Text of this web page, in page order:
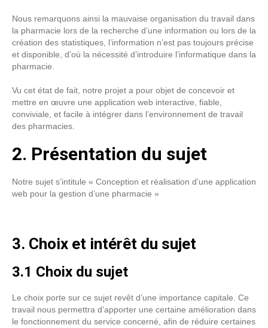
Nous remarquons ainsi la mauvaise organisation du travail dans
la pharmacie lors de la recherche d’une information ou lors de la
création des statistiques, l’information n’est pas toujours précise
et disponible, d’où la nécessité d’introduire l’informatique dans la
pharmacie.
Vu cet état de fait, notre projet a pour objet de concevoir et
mettre en œuvre une application web interactive, fiable,
conviviale, et facile à intégrer dans l’environnement de travail
des pharmacies.
2. Présentation du sujet
Notre sujet s’intitule « Conception et réalisation d’une application
web pour la gestion d’une pharmacie »
3. Choix et intérêt du sujet
3.1 Choix du sujet
Le choix porte sur ce sujet revêt d’une importance capitale. Ce
travail nous permettra d’apporter une certaine amélioration dans
le fonctionnement du service concerné, afin de réduire certaines